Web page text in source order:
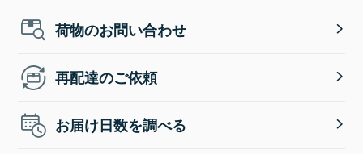
荷物のお問い合わせ
再配達のご依頼
お届け日数を調べる